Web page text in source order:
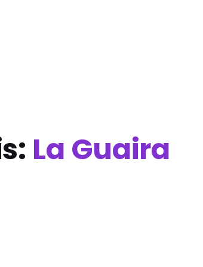
La Guaira